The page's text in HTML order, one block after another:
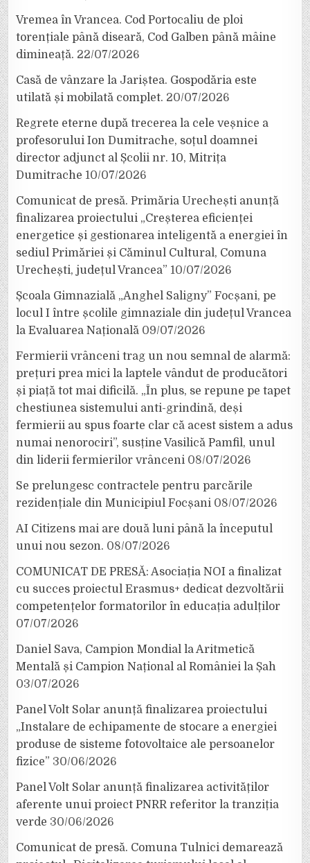
Vremea în Vrancea. Cod Portocaliu de ploi
torențiale până diseară, Cod Galben până mâine
dimineață. 22/07/2026
Casă de vânzare la Jariștea. Gospodăria este
utilată și mobilată complet. 20/07/2026
Regrete eterne după trecerea la cele veșnice a
profesorului Ion Dumitrache, soțul doamnei
director adjunct al Școlii nr. 10, Mitrița
Dumitrache 10/07/2026
Comunicat de presă. Primăria Urechești anunță
finalizarea proiectului „Creșterea eficienței
energetice și gestionarea inteligentă a energiei în
sediul Primăriei și Căminul Cultural, Comuna
Urechești, județul Vrancea” 10/07/2026
Școala Gimnazială „Anghel Saligny” Focșani, pe
locul I între școlile gimnaziale din județul Vrancea
la Evaluarea Națională 09/07/2026
Fermierii vrânceni trag un nou semnal de alarmă:
prețuri prea mici la laptele vândut de producători
și piață tot mai dificilă. „În plus, se repune pe tapet
chestiunea sistemului anti-grindină, deși
fermierii au spus foarte clar că acest sistem a adus
numai nenorociri”, susține Vasilică Pamfil, unul
din liderii fermierilor vrânceni 08/07/2026
Se prelungesc contractele pentru parcările
rezidențiale din Municipiul Focșani 08/07/2026
AI Citizens mai are două luni până la începutul
unui nou sezon. 08/07/2026
COMUNICAT DE PRESĂ: Asociația NOI a finalizat
cu succes proiectul Erasmus+ dedicat dezvoltării
competențelor formatorilor în educația adulților
07/07/2026
Daniel Sava, Campion Mondial la Aritmetică
Mentală și Campion Național al României la Șah
03/07/2026
Panel Volt Solar anunță finalizarea proiectului
„Instalare de echipamente de stocare a energiei
produse de sisteme fotovoltaice ale persoanelor
fizice” 30/06/2026
Panel Volt Solar anunță finalizarea activităților
aferente unui proiect PNRR referitor la tranziția
verde 30/06/2026
Comunicat de presă. Comuna Tulnici demarează